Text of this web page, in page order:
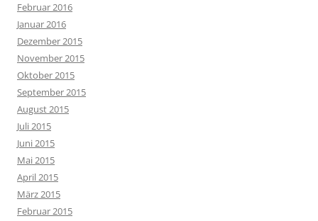
Februar 2016
Januar 2016
Dezember 2015
November 2015
Oktober 2015
September 2015
August 2015
Juli 2015
Juni 2015
Mai 2015
April 2015
März 2015
Februar 2015